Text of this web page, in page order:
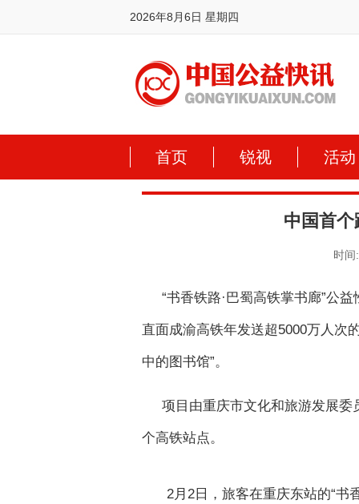
2026年8月6日 星期四
首页 锐视 活动
中国首
时
“书香铁路·巴蜀高铁掌书廊”公
直面成渝高铁年发送超5000万人次
中的图书馆”。
项目由重庆市文化和旅游发展
个高铁站点。
2月2日，旅客在重庆东站的“书